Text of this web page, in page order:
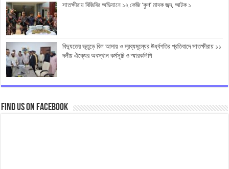
সাতক্ষীরায় বিজিবির অভিযানে ১২ কেজি ‘কুশ’ মাদক জব্দ, আটক ১
বিদ্যুতের ভূতুড়ে বিল আদায় ও দ্রব্যমূল্যের ঊর্ধ্বগতির প্রতিবাদে সাতক্ষীরায় ১১
দলীয় ঐক্যের অবস্থান কর্মসূচি ও স্মারকলিপি
Find us on Facebook